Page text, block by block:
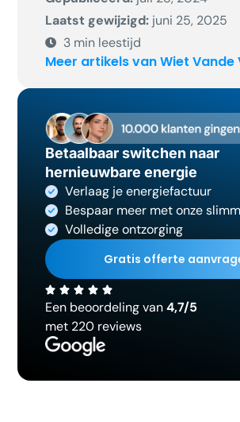
Laatst gewijzigd: juni 25, 2025
3 min leestijd
Meer artikels van Wiet Vande
Betaalbaar switchen naar
hernieuwbare energie
Verlaag je energiefactuur
Bespaar meer met onze
Volledige ontzorging
Gratis offerte
Een beoordeling van4,7/5
met 220 reviews